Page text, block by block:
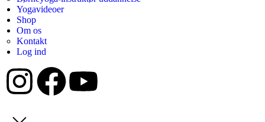
Yogavideoer
Shop
Om os
Kontakt
Log ind